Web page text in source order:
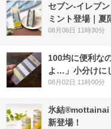
セブン‐イレブ
ミント登場｜夏
08月06日 11時30分
100均に便利な
よ…」小分けに
08月02日 11時00分
氷結®mottainai
新登場！